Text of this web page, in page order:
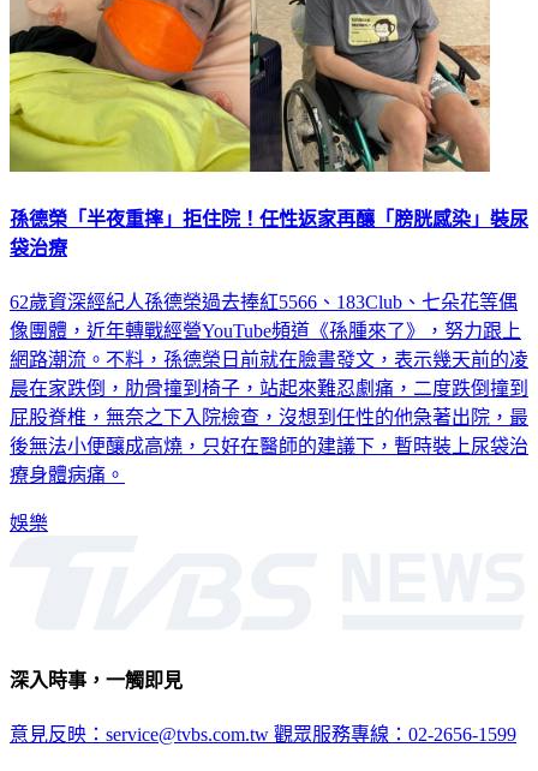
孫德榮「半夜重摔」拒住院！任性返家再釀「膀胱感染」裝尿
袋治療
62歲資深經紀人孫德榮過去捧紅5566、183Club、七朵花等偶
像團體，近年轉戰經營YouTube頻道《孫腫來了》，努力跟上
網路潮流。不料，孫德榮日前就在臉書發文，表示幾天前的凌
晨在家跌倒，肋骨撞到椅子，站起來難忍劇痛，二度跌倒撞到
屁股脊椎，無奈之下入院檢查，沒想到任性的他急著出院，最
後無法小便釀成高燒，只好在醫師的建議下，暫時裝上尿袋治
療身體病痛。
娛樂
深入時事，一觸即見
意見反映：service@tvbs.com.tw 觀眾服務專線：02-2656-1599